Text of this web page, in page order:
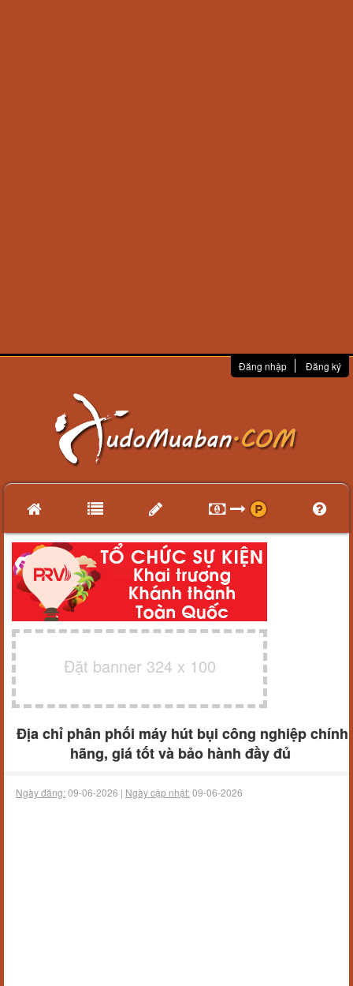
Đăng nhập Đăng ký
Đặt banner 324 x 100
Địa chỉ phân phối máy hút bụi công nghiệp chính
hãng, giá tốt và bảo hành đầy đủ
Ngày đăng:09-06-2026 | Ngày cập nhật:09-06-2026